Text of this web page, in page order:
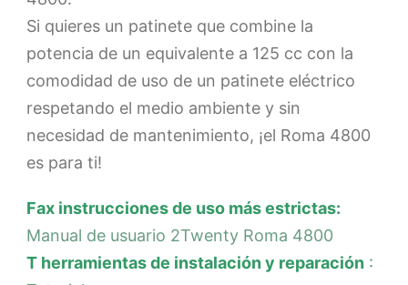
Si quieres un patinete que combine la
potencia de un equivalente a 125 cc con la
comodidad de uso de un patinete eléctrico
respetando el medio ambiente y sin
necesidad de mantenimiento, ¡el Roma 4800
es para ti!
Fax instrucciones de uso más estrictas:
Manual de usuario 2Twenty Roma 4800
T herramientas de instalación y reparación :